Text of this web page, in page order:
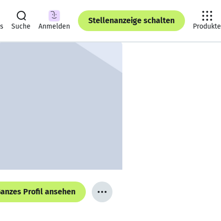
Suche Anmelden
Stellenanzeige schalten
Produkte
Profil ansehen